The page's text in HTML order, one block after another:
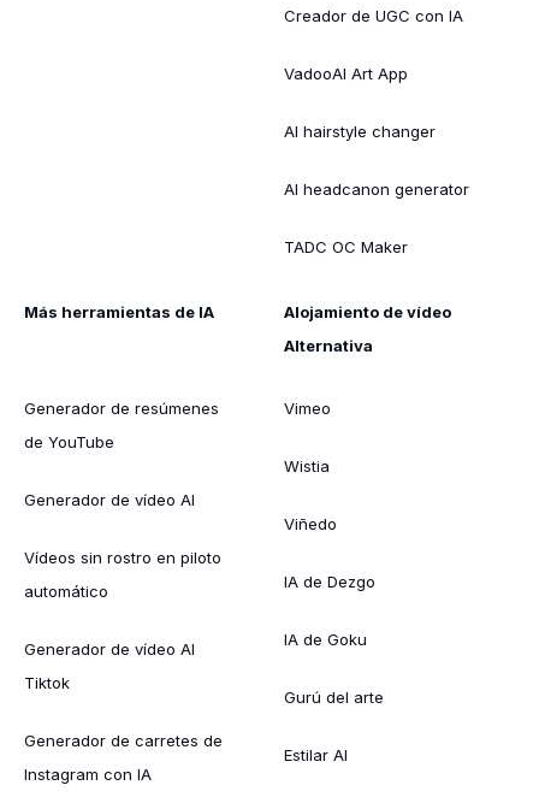
Creador de UGC con IA
VadooAI Art App
AI hairstyle changer
AI headcanon generator
TADC OC Maker
Más herramientas de IA
Generador de resúmenes
de YouTube
Generador de vídeo AI
Vídeos sin rostro en piloto
automático
Generador de vídeo AI
Tiktok
Generador de carretes de
Instagram con IA
Alojamiento de vídeo
Alternativa
Vimeo
Wistia
Viñedo
IA de Dezgo
IA de Goku
Gurú del arte
Estilar AI